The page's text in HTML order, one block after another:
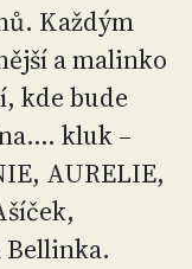
Každým
a malinko
kde bude
kluk –
AURELIE,